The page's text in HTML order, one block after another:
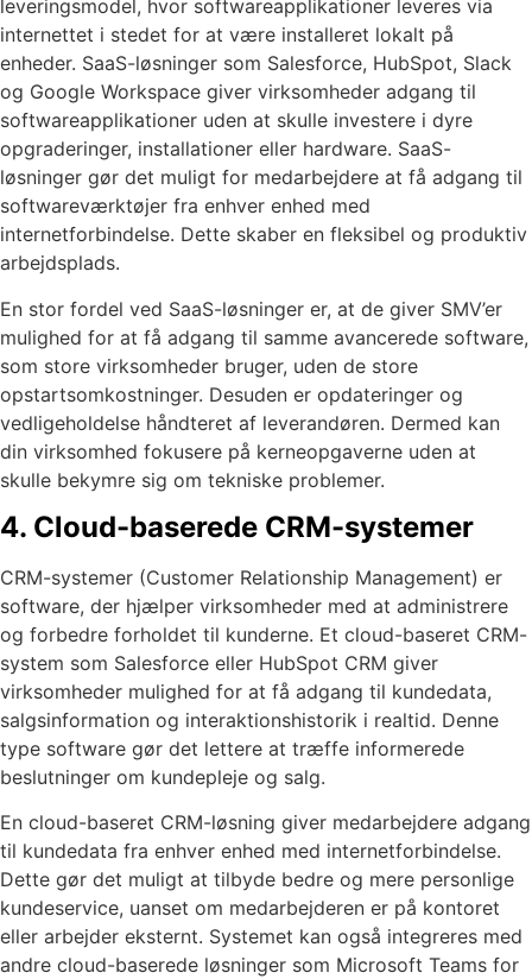
leveringsmodel, hvor softwareapplikationer leveres via
internettet i stedet for at være installeret lokalt på
enheder. SaaS-løsninger som Salesforce, HubSpot, Slack
og Google Workspace giver virksomheder adgang til
softwareapplikationer uden at skulle investere i dyre
opgraderinger, installationer eller hardware. SaaS-
løsninger gør det muligt for medarbejdere at få adgang til
softwareværktøjer fra enhver enhed med
internetforbindelse. Dette skaber en fleksibel og produktiv
arbejdsplads.
En stor fordel ved SaaS-løsninger er, at de giver SMV’er
mulighed for at få adgang til samme avancerede software,
som store virksomheder bruger, uden de store
opstartsomkostninger. Desuden er opdateringer og
vedligeholdelse håndteret af leverandøren. Dermed kan
din virksomhed fokusere på kerneopgaverne uden at
skulle bekymre sig om tekniske problemer.
4. Cloud-baserede CRM-systemer
CRM-systemer (Customer Relationship Management) er
software, der hjælper virksomheder med at administrere
og forbedre forholdet til kunderne. Et cloud-baseret CRM-
system som Salesforce eller HubSpot CRM giver
virksomheder mulighed for at få adgang til kundedata,
salgsinformation og interaktionshistorik i realtid. Denne
type software gør det lettere at træffe informerede
beslutninger om kundepleje og salg.
En cloud-baseret CRM-løsning giver medarbejdere adgang
til kundedata fra enhver enhed med internetforbindelse.
Dette gør det muligt at tilbyde bedre og mere personlige
kundeservice, uanset om medarbejderen er på kontoret
eller arbejder eksternt. Systemet kan også integreres med
andre cloud-baserede løsninger som Microsoft Teams for